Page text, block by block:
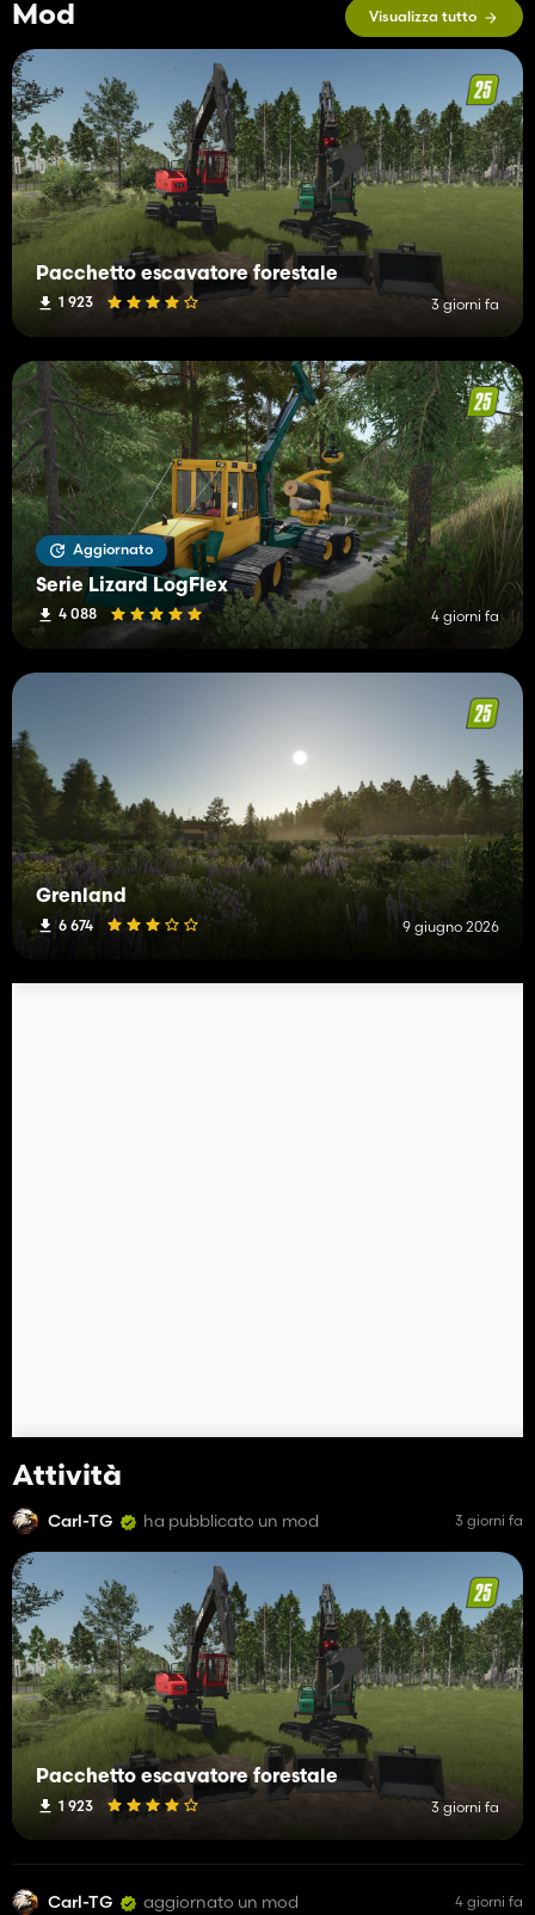
Mod Visualizza tutto
Pacchetto escavatore forestale
1 923 3 giorni fa
Aggiornato
Serie Lizard LogFlex
4 088 4 giorni fa
Grenland
6 674 9 giugno 2026
Attività
Carl-TG ha pubblicato un mod 3 giorni fa
Pacchetto escavatore forestale
1 923 3 giorni fa
Carl-TG aggiornato un mod 4 giorni fa